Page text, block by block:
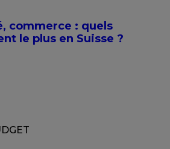
commerce : quels
le plus en Suisse ?